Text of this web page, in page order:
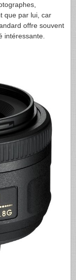
que par lui, car
offre souvent
intéressante.